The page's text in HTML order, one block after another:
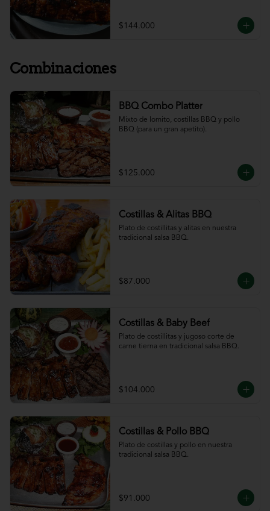
$144.000
Combinaciones
BBQ Combo Platter
Mixto de lomito, costillas BBQ y pollo
BBQ (para un gran apetito).
$125.000
Costillas & Alitas BBQ
Plato de costillitas y alitas en nuestra
tradicional salsa BBQ.
$87.000
Costillas & Baby Beef
Plato de costillitas y jugoso corte de
carne tierna en tradicional salsa BBQ.
$104.000
Costillas & Pollo BBQ
Plato de costillas y pollo en nuestra
tradicional salsa BBQ.
$91.000